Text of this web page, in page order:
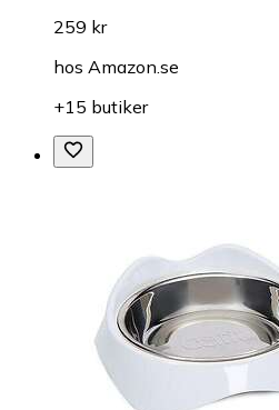
259 kr
hos Amazon.se
+15 butiker